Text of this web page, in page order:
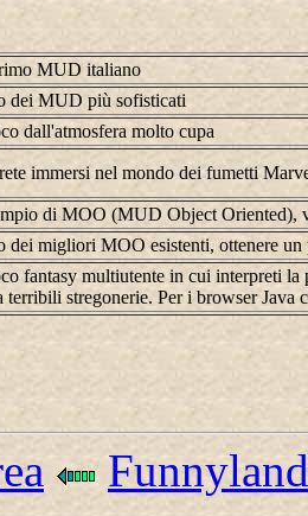
MUD italiano
dei MUD più sofisticati
dall'atmosfera molto cupa
immersi nel mondo dei fumetti
di MOO (MUD Object Oriented),
dei migliori MOO esistenti, ottenere
fantasy multiutente in cui interpreti la
terribili stregonerie. Per i browser Java
Funnyland